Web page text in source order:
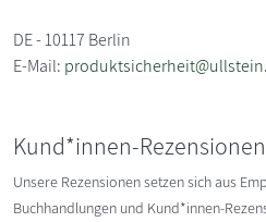
DE - 10117 Berlin
E-Mail:
Kund*innen-Rezensionen
Unsere Rezensionen setzen sich aus
Buchhandlungen und Kund*innen-